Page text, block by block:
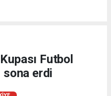
Futbol
sona erdi